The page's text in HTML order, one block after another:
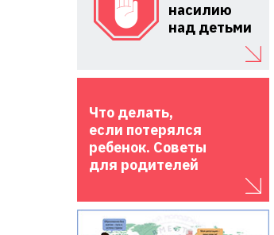
насилию
над детьми
Что делать,
если потерялся
ребенок. Советы
для родителей